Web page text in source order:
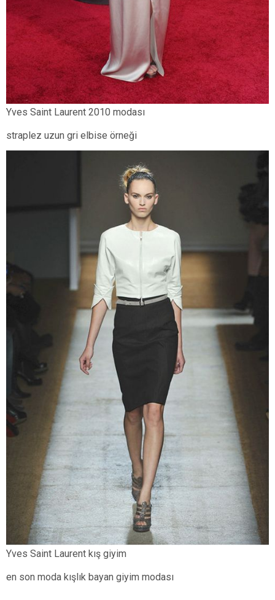
Yves Saint Laurent 2010 modası
straplez uzun gri elbise örneği
Yves Saint Laurent kış giyim
en son moda kışlık bayan giyim modası